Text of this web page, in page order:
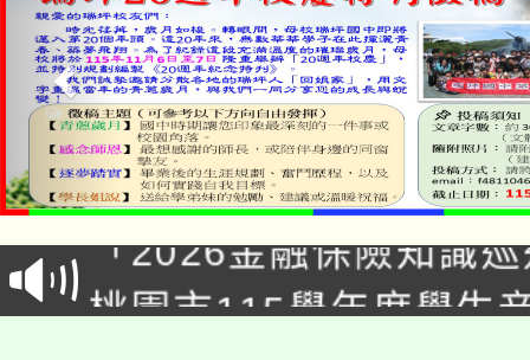
公告本校115學年度第
代理(課)教師甄選結果(
車」活動
桃園市115學年度學生